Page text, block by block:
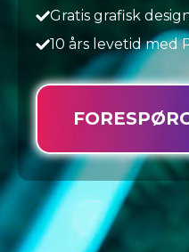
Gratis grafisk
10 års levetid med